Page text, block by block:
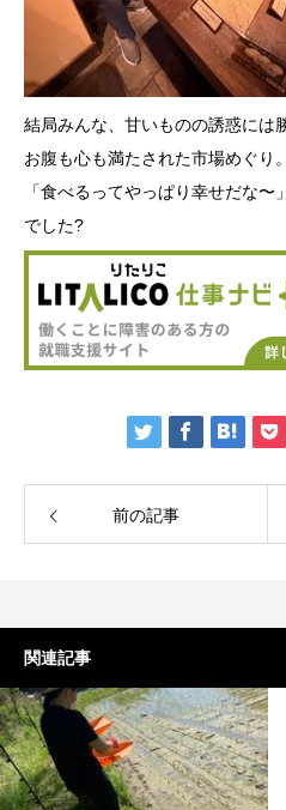
結局みんな、甘いものの誘惑には
お腹も心も満たされた市場めぐり。
「食べるってやっぱり幸せだな〜」
でした?
前の記事
関連記事